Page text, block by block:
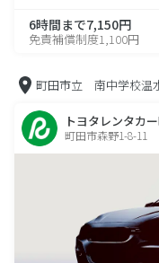
6時間まで7,150円
免責補償制度1,100円
町田市立 南中学校温
トヨタレンタカ
町田市森野1-8-11